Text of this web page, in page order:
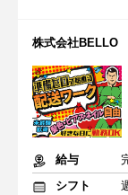
株式会社BELLO
給与
シフト